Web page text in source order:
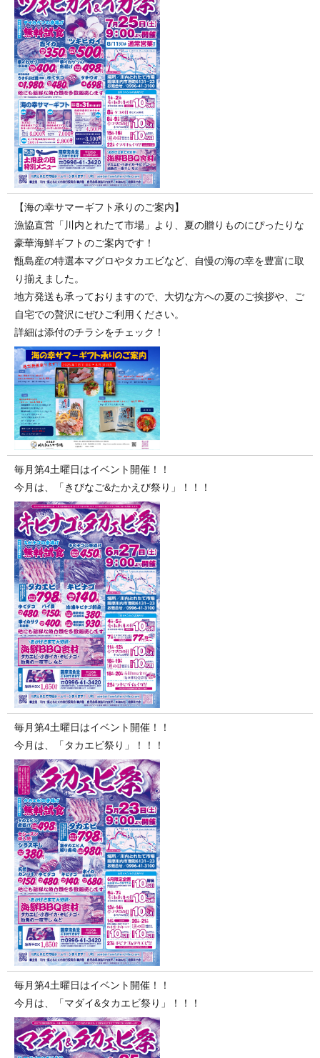
【海の幸サマーギフト承りのご案内】
漁協直営「川内とれたて市場」より、夏の贈りものにぴったりな
豪華海鮮ギフトのご案内です！
甑島産の特選本マグロやタカエビなど、自慢の海の幸を豊富に取
り揃えました。
地方発送も承っておりますので、大切な方への夏のご挨拶や、ご
自宅での贅沢にぜひご利用ください。
詳細は添付のチラシをチェック！
毎月第4土曜日はイベント開催！！
今月は、「きびなご&たかえび祭り」！！！
毎月第4土曜日はイベント開催！！
今月は、「タカエビ祭り」！！！
毎月第4土曜日はイベント開催！！
今月は、「マダイ&タカエビ祭り」！！！